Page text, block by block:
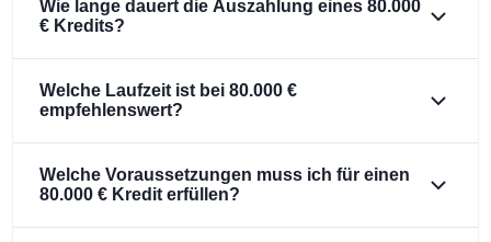
Wie lange dauert die Auszahlung eines 80.000
€ Kredits?
Welche Laufzeit ist bei 80.000 €
empfehlenswert?
Welche Voraussetzungen muss ich für einen
80.000 € Kredit erfüllen?